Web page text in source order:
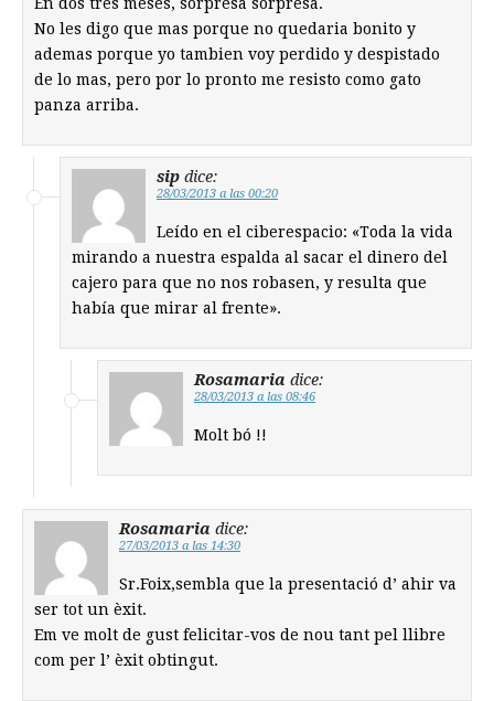
En dos tres meses, sorpresa sorpresa.
No les digo que mas porque no quedaria bonito y
ademas porque yo tambien voy perdido y despistado
de lo mas, pero por lo pronto me resisto como gato
panza arriba.
sip dice:
28/03/2013 a las 00:20
Leído en el ciberespacio: «Toda la vida
mirando a nuestra espalda al sacar el dinero del
cajero para que no nos robasen, y resulta que
había que mirar al frente».
Rosamaria dice:
28/03/2013 a las 08:46
Molt bó !!
Rosamaria dice:
27/03/2013 a las 14:30
Sr.Foix,sembla que la presentació d’ ahir va
ser tot un èxit.
Em ve molt de gust felicitar-vos de nou tant pel llibre
com per l’ èxit obtingut.